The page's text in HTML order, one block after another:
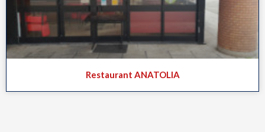
Restaurant ANATOLIA